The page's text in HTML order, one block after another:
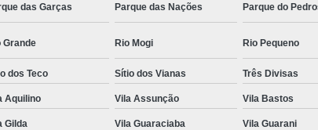
das Garças Parque das Nações Parque do
Grande Rio Mogi Rio Pequeno
dos Teco Sítio dos Vianas Três Divisas
Aquilino Vila Assunção Vila Bastos
Gilda Vila Guaraciaba Vila Guarani